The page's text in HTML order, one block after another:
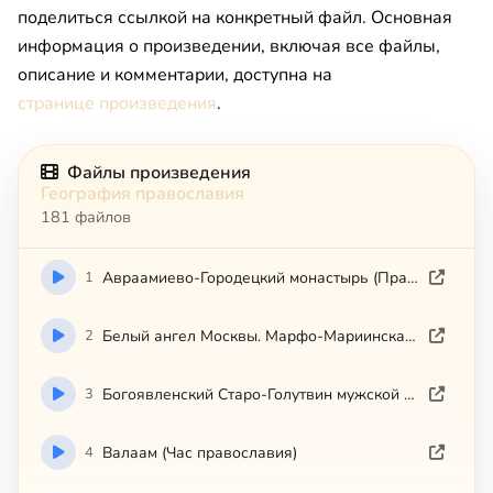
поделиться ссылкой на конкретный файл. Основная
информация о произведении, включая все файлы,
описание и комментарии, доступна на
странице произведения.
Файлы произведения
География православия
181 файлов
1 Авраамиево-Городецкий монастырь (Православные памятники земли Костромской)
2 Белый ангел Москвы. Марфо-Мариинская обитель
3 Богоявленский Старо-Голутвин мужской монастырь (Коломна)
4 Валаам (Час православия)